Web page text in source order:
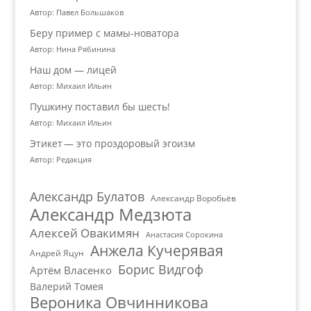
Автор: Павел Большаков
Беру пример с мамы-новатора
Автор: Нина Рябинина
Наш дом — лицей
Автор: Михаил Ильин
Пушкину поставил бы шесть!
Автор: Михаил Ильин
Этикет — это проздоровый эгоизм
Автор: Редакция
Александр Булатов Александр Воробьёв
Александр Медзюта
Алексей Овакимян Анастасия Сорокина
Андрей Яцун Анжела Кучерявая
Артём Власенко Борис Видгоф
Валерий Томея
Вероника Овчинникова